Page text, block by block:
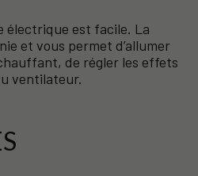
électrique est facile. La
et vous permet d’allumer
de régler les effets
ventilateur.